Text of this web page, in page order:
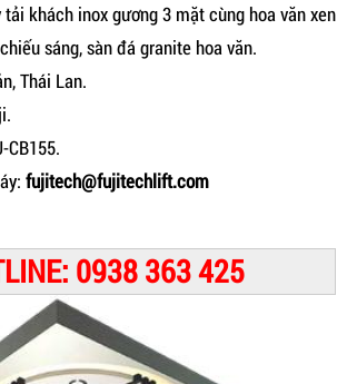
khách inox gương 3 mặt cùng hoa văn xen
sáng, sàn đá granite hoa văn.
Thái Lan.
fujitech@fujitechlift.com
0938 363 425